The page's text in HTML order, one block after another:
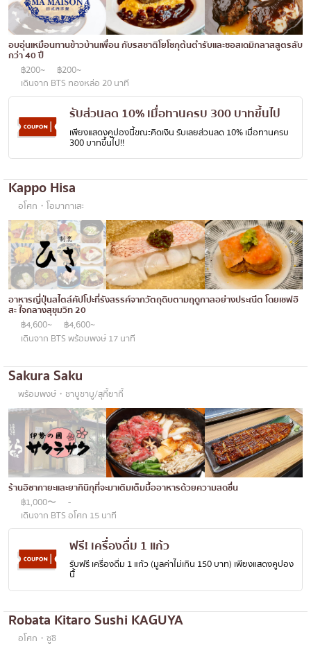
อบอุ่นเหมือนทานข้าวบ้านเพื่อน กับรสชาติโยโชกุต้นตำรับและซอสเดมิกลาสสูตรลับ
กว่า 40 ปี
฿200~
฿200~
เดินจาก BTS ทองหล่อ 20 นาที
รับส่วนลด 10% เมื่อทานครบ 300 บาทขึ้นไป
เพียงแสดงคูปองนี้ขณะคิดเงิน รับเลยส่วนลด 10% เมื่อทานครบ
300 บาทขึ้นไป!!
Kappo Hisa
อโศก・โอมากาเสะ
อาหารญี่ปุ่นสไตล์คัปโปะที่รังสรรค์จากวัตถุดิบตามฤดูกาลอย่างประณีต โดยเชฟฮิ
สะ ใจกลางสุขุมวิท 20
฿4,600~
฿4,600~
เดินจาก BTS พร้อมพงษ์ 17 นาที
Sakura Saku
พร้อมพงษ์・ชาบูชาบู/สุกี้ยากี้
ร้านอิซากายะและยากินิกุที่จะมาเติมเต็มมื้ออาหารด้วยความสดชื่น
฿1,000〜
-
เดินจาก BTS อโศก 15 นาที
ฟรี! เครื่องดื่ม 1 แก้ว
รับฟรี เครื่องดื่ม 1 แก้ว (มูลค่าไม่เกิน 150 บาท) เพียงแสดงคูปอง
นี้้
Robata Kitaro Sushi KAGUYA
อโศก・ซูชิ